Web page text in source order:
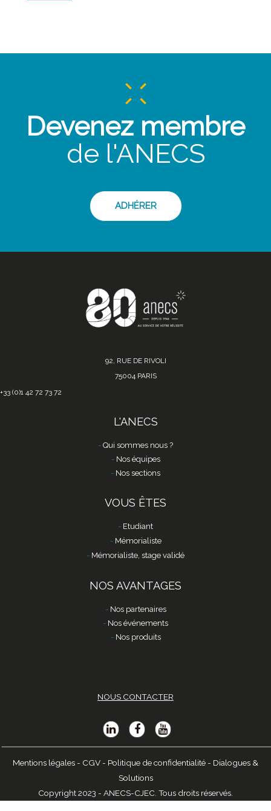
Devenez membre
de l'ANECS
ADHÉRER
92, RUE DE RIVOLI
75004 PARIS
+33 (0)1 42 72 73 72
L'ANECS
Qui sommes nous ?
Nos équipes
Nos sections
VOUS ÊTES
Etudiant
Mémorialiste
Mémorialiste, stage validé
NOS AVANTAGES
Nos partenaires
Nos événements
Nos produits
NOUS CONTACTER
Mentions légales - CGV - Politique de confidentialité - Dialogues &
Solutions
Copyright 2023 - ANECS-CJEC. Tous droits réservés.